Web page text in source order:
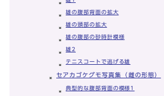
雄の腹部背面の拡大
雄の頭部の拡大
雄の腹部の砂時計模様
雄2
テニスコートで逃げる雄
セアカゴケグモ写真集（雌の形態）
典型的な腹部背面の模様1